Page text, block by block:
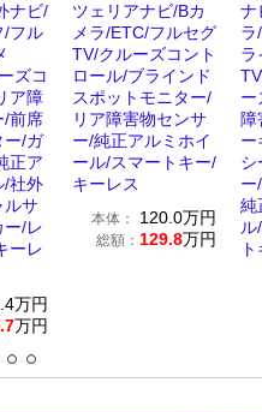
ナビ/
/フル
ズコ
ア障
/前席
ー/ガ
正ア
/社外
ルサ
ー/レ
ーレ
万円
万円
ツェリアナビ/Bカ
メラ/ETC/フルセグ
TV/クルーズコント
ロール/ブラインド
スポットモニター/
リア障害物センサ
ー/純正アルミホイ
ール/スマートキー/
キーレス
本体： 120.0万円
総額： 129.8万円
ナ
ラ
ラ
ー
障
ー
シ
ー
純